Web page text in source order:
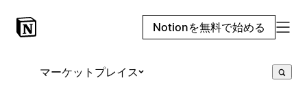
Notionを無料で始める
マーケットプレイス